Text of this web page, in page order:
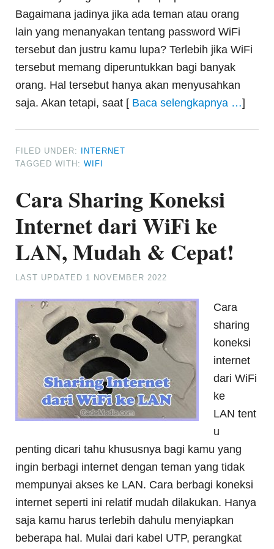
Bagaimana jadinya jika ada teman atau orang
lain yang menanyakan tentang password WiFi
tersebut dan justru kamu lupa? Terlebih jika WiFi
tersebut memang diperuntukkan bagi banyak
orang. Hal tersebut hanya akan menyusahkan
saja. Akan tetapi, saat [ Baca selengkapnya …]
FILED UNDER:
INTERNET
TAGGED WITH:WIFI
Cara Sharing Koneksi
Internet dari WiFi ke
LAN, Mudah & Cepat!
LAST UPDATED 1 NOVEMBER 2022
Cara
sharing
koneksi
internet
dari WiFi
ke
LAN tent
u
penting dicari tahu khususnya bagi kamu yang
ingin berbagi internet dengan teman yang tidak
mempunyai akses ke LAN. Cara berbagi koneksi
internet seperti ini relatif mudah dilakukan. Hanya
saja kamu harus terlebih dahulu menyiapkan
beberapa hal. Mulai dari kabel UTP, perangkat